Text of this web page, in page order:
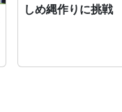
しめ縄作りに挑戦